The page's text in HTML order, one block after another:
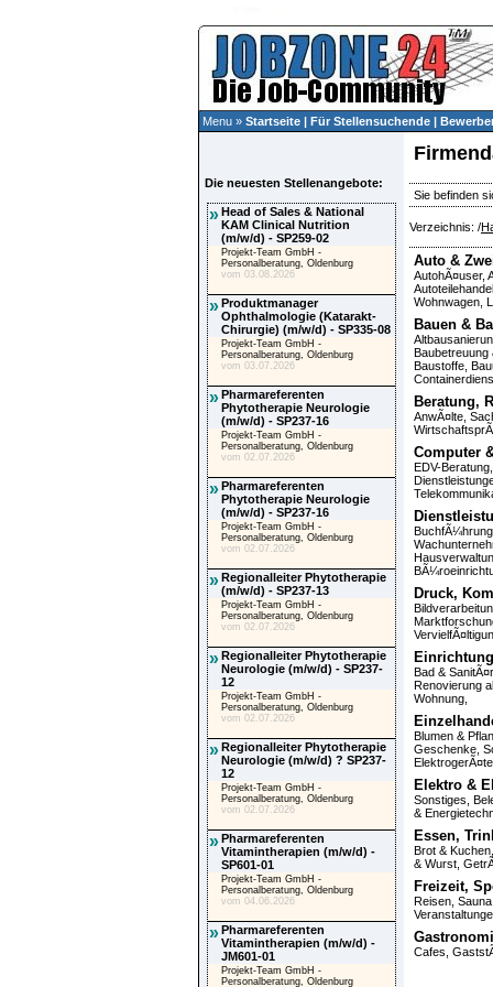
Menu » Startseite | Für Stellensuchende |
Die neuesten Stellenangebote:
»Head of Sales & National
KAM Clinical Nutrition
(m/w/d) - SP259-02
Projekt-Team GmbH -
Personalberatung, Oldenburg
vom 03.08.2026
»Produktmanager
Ophthalmologie (Katarakt-
Chirurgie) (m/w/d) - SP335-08
Projekt-Team GmbH -
Personalberatung, Oldenburg
vom 03.07.2026
»Pharmareferenten
Phytotherapie Neurologie
(m/w/d) - SP237-16
Projekt-Team GmbH -
Personalberatung, Oldenburg
vom 02.07.2026
»Pharmareferenten
Phytotherapie Neurologie
(m/w/d) - SP237-16
Projekt-Team GmbH -
Personalberatung, Oldenburg
vom 02.07.2026
»Regionalleiter Phytotherapie
(m/w/d) - SP237-13
Projekt-Team GmbH -
Personalberatung, Oldenburg
vom 02.07.2026
»Regionalleiter Phytotherapie
Neurologie (m/w/d) - SP237-
12
Projekt-Team GmbH -
Personalberatung, Oldenburg
vom 02.07.2026
»Regionalleiter Phytotherapie
Neurologie (m/w/d) ? SP237-
12
Projekt-Team GmbH -
Personalberatung, Oldenburg
vom 02.07.2026
»Pharmareferenten
Vitamintherapien (m/w/d) -
SP601-01
Projekt-Team GmbH -
Personalberatung, Oldenburg
vom 04.06.2026
»Pharmareferenten
Vitamintherapien (m/w/d) -
JM601-01
Projekt-Team GmbH -
Personalberatung, Oldenburg
Sie befinden
Verzeichnis: /
Auto &
AutohÃ¤user,
Autoteilehandel
Wohnwagen
Bauen &
Baubetreuung
Baustoffe
Beratung,
AnwÃ¤lte
Computer
EDV-Beratung
Druck,
Bad & SanitÃ¤r
Renovierung
Wohnung
Blumen &
Geschenke,
ElektrogerÃ¤te
Elektro &
Sonstiges
&
Essen,
Brot & Kuchen
& Wurst
Freizeit,
Reisen
Cafes